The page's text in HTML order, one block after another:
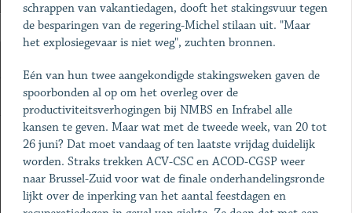
schrappen van vakantiedagen, dooft het stakingsvuur tegen
de besparingen van de regering-Michel stilaan uit. "Maar
het explosiegevaar is niet weg", zuchten bronnen.
Eén van hun twee aangekondigde stakingsweken gaven de
spoorbonden al op om het overleg over de
productiviteitsverhogingen bij NMBS en Infrabel alle
kansen te geven. Maar wat met de tweede week, van 20 tot
26 juni? Dat moet vandaag of ten laatste vrijdag duidelijk
worden. Straks trekken ACV-CSC en ACOD-CGSP weer
naar Brussel-Zuid voor wat de finale onderhandelingsronde
lijkt over de inperking van het aantal feestdagen en